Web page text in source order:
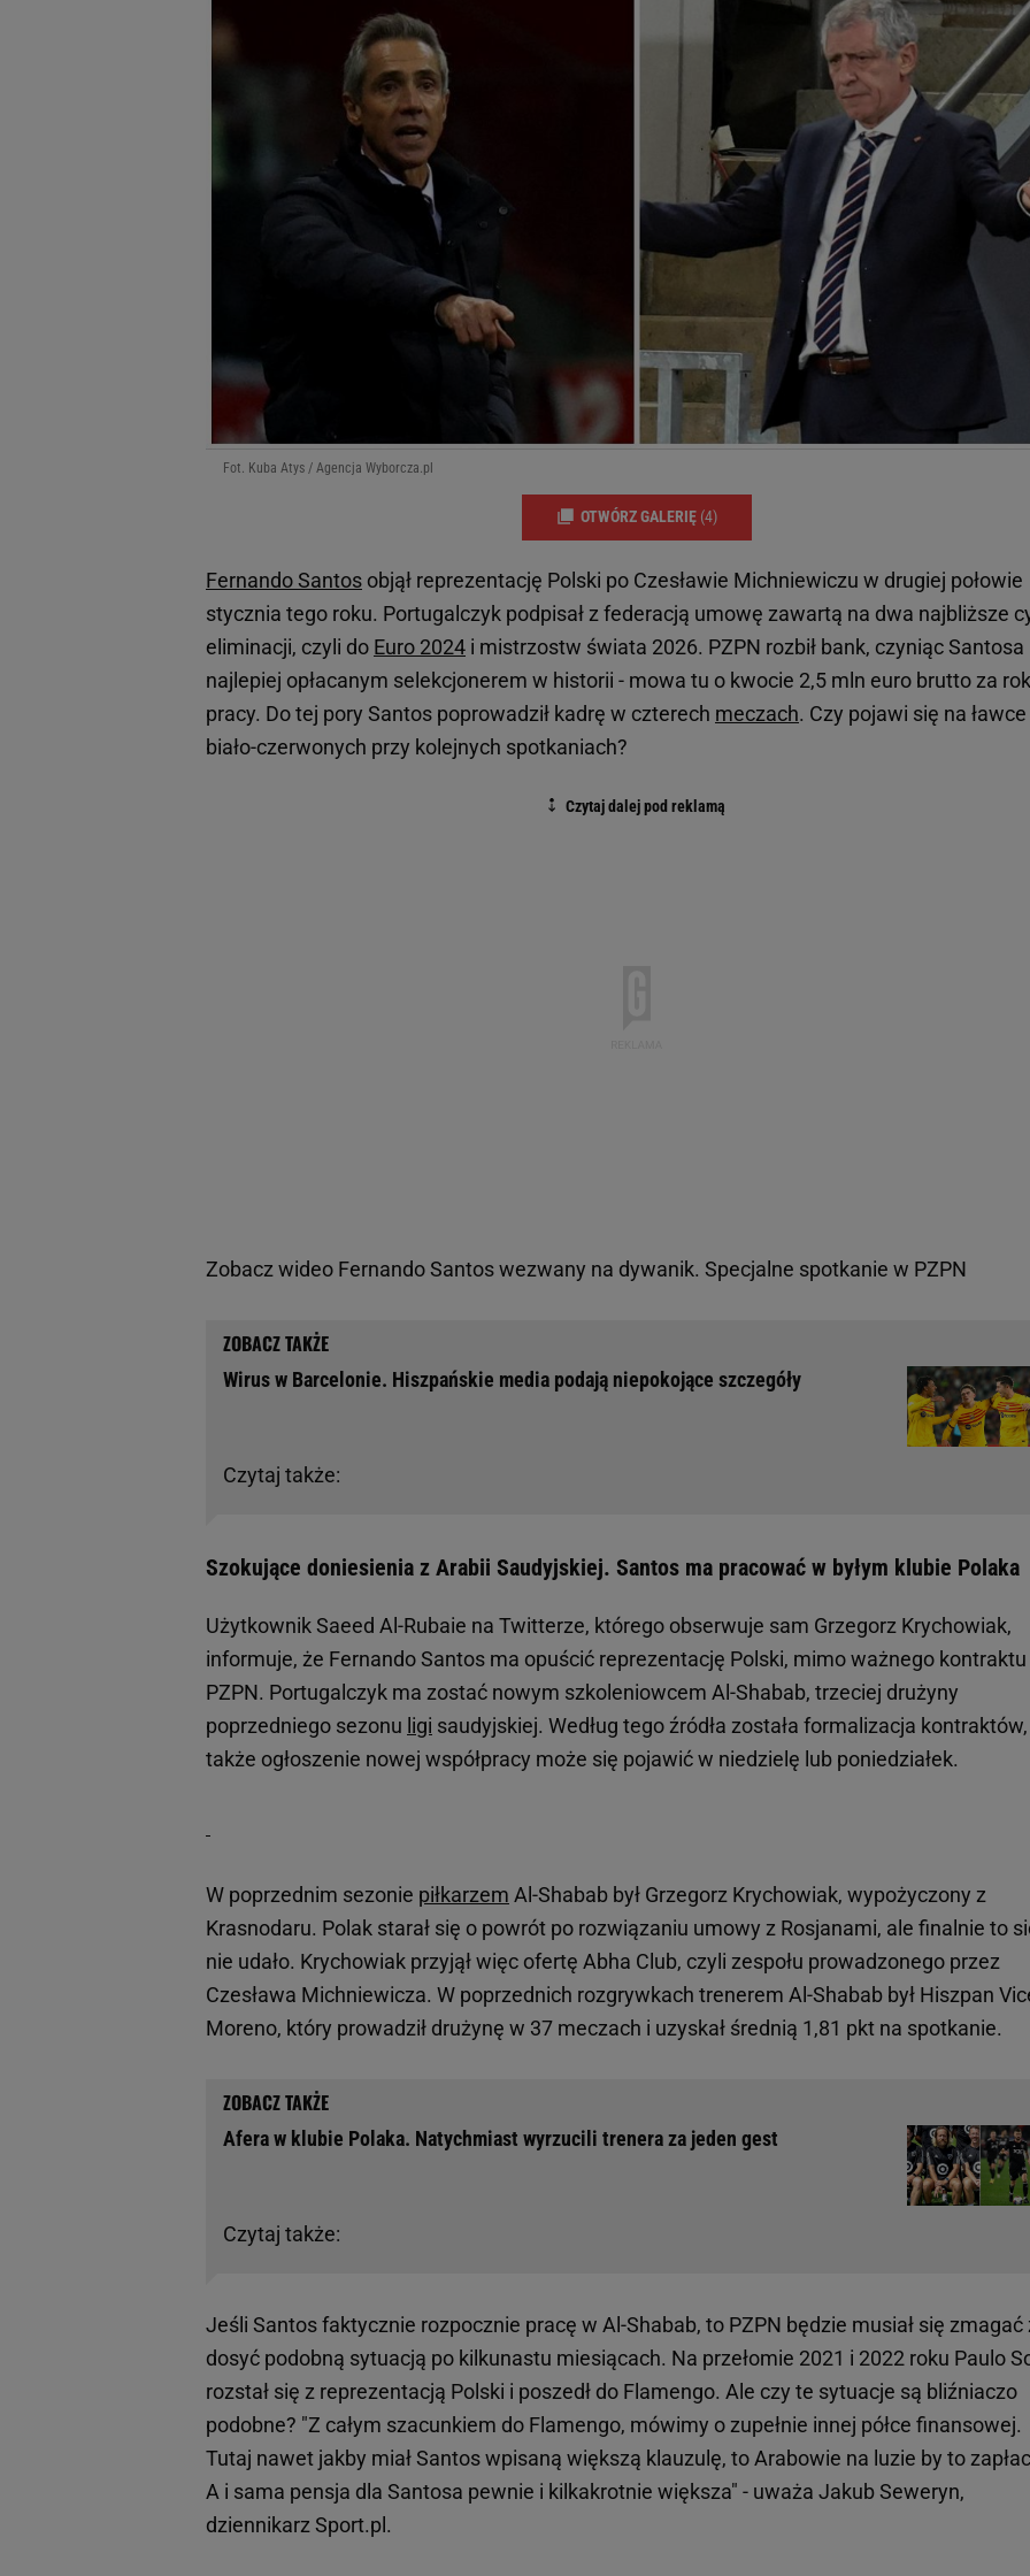
Fot. Kuba Atys / Agencja Wyborcza.pl
OTWÓRZ GALERIĘ (4)
Fernando Santos objął reprezentację Polski po Czesławie Michniewiczu w drugiej połowie
stycznia tego roku. Portugalczyk podpisał z federacją umowę zawartą na dwa najbliższe
eliminacji, czyli do Euro 2024 i mistrzostw świata 2026. PZPN rozbił bank, czyniąc Santosa
najlepiej opłacanym selekcjonerem w historii - mowa tu o kwocie 2,5 mln euro brutto za rok
pracy. Do tej pory Santos poprowadził kadrę w czterech meczach. Czy pojawi się na ławce
biało-czerwonych przy kolejnych spotkaniach?
Zobacz wideo Fernando Santos wezwany na dywanik. Specjalne spotkanie w PZPN
Czytaj także:
Wirus w Barcelonie. Hiszpańskie media podają niepokojące szczegóły
Szokujące doniesienia z Arabii Saudyjskiej. Santos ma pracować w byłym klubie Polaka
Użytkownik Saeed Al-Rubaie na Twitterze, którego obserwuje sam Grzegorz Krychowiak,
informuje, że Fernando Santos ma opuścić reprezentację Polski, mimo ważnego kontraktu
PZPN. Portugalczyk ma zostać nowym szkoleniowcem Al-Shabab, trzeciej drużyny
poprzedniego sezonu ligi saudyjskiej. Według tego źródła została formalizacja
także ogłoszenie nowej współpracy może się pojawić w niedzielę lub poniedziałek.
W poprzednim sezonie piłkarzem Al-Shabab był Grzegorz Krychowiak, wypożyczony z
Krasnodaru. Polak starał się o powrót po rozwiązaniu umowy z Rosjanami, ale finalnie to
nie udało. Krychowiak przyjął więc ofertę Abha Club, czyli zespołu prowadzonego przez
Czesława Michniewicza. W poprzednich rozgrywkach trenerem Al-Shabab był Hiszpan
Moreno, który prowadził drużynę w 37 meczach i uzyskał średnią 1,81 pkt na spotkanie.
Czytaj także:
Afera w klubie Polaka. Natychmiast wyrzucili trenera za jeden gest
Jeśli Santos faktycznie rozpocznie pracę w Al-Shabab, to PZPN będzie musiał się zmagać
dosyć podobną sytuacją po kilkunastu miesiącach. Na przełomie 2021 i 2022 roku Paulo
rozstał się z reprezentacją Polski i poszedł do Flamengo. Ale czy te sytuacje są bliźniaczo
podobne? "Z całym szacunkiem do Flamengo, mówimy o zupełnie innej półce finansowej.
Tutaj nawet jakby miał Santos wpisaną większą klauzulę, to Arabowie na luzie by to
A i sama pensja dla Santosa pewnie i kilkakrotnie większa" - uważa Jakub Seweryn,
dziennikarz Sport.pl.